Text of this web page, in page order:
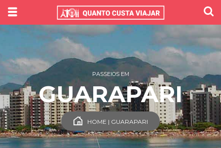
PASSEIOS EM
GUARAPARI
HOME | GUARAPARI